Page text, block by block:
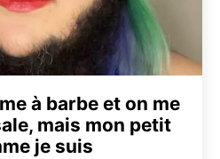
à barbe et on me
mais mon petit
je suis